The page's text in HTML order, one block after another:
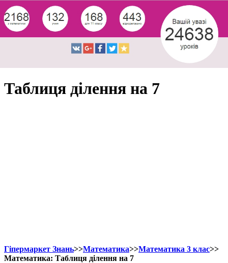
Таблиця ділення на 7
Гіпермаркет Знань>>Математика>>Математика 3 клас>>
Математика: Таблиця ділення на 7